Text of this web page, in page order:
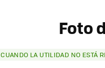
Foto
CUANDO LA UTILIDAD NO ESTÁ